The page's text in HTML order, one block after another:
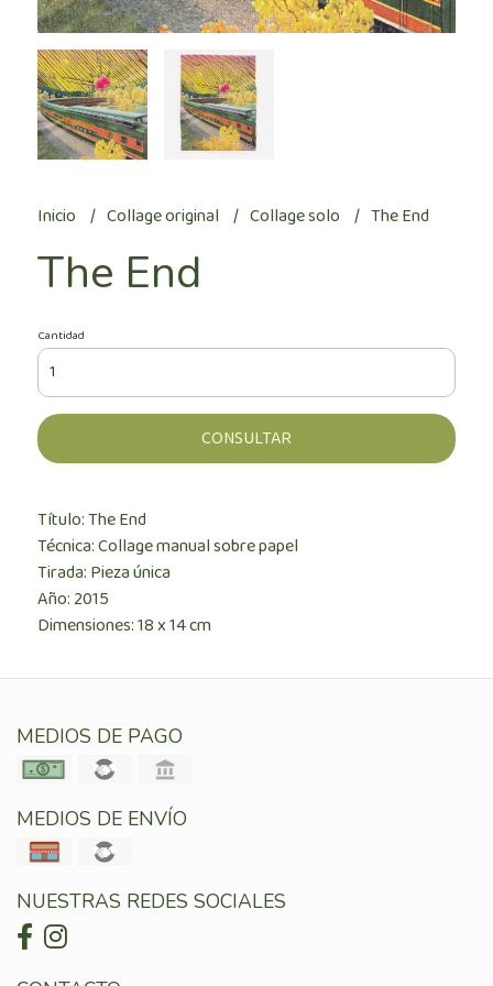
Inicio Collage original Collage solo The End
The End
Cantidad
CONSULTAR
Título: The End
Técnica: Collage manual sobre papel
Tirada: Pieza única
Año: 2015
Dimensiones: 18 x 14 cm
MEDIOS DE PAGO
MEDIOS DE ENVÍO
NUESTRAS REDES SOCIALES